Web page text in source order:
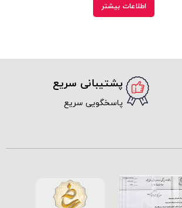
اطلاعات بیشتر
پشتیبانی سریع
پاسخگویی سریع